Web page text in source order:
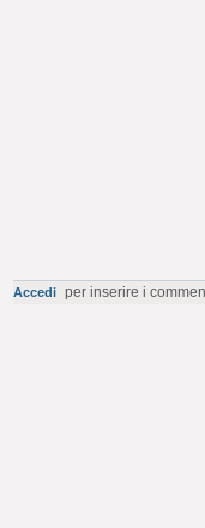
Accedi per inserire i